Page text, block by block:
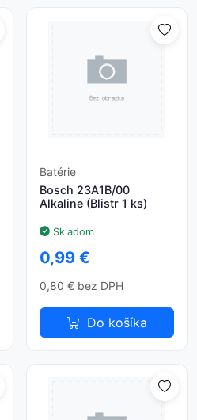
Batérie
Bosch 23A1B/00
Alkaline (Blistr 1 ks)
Skladom
0,99 €
0,80 € bez DPH
Do košíka